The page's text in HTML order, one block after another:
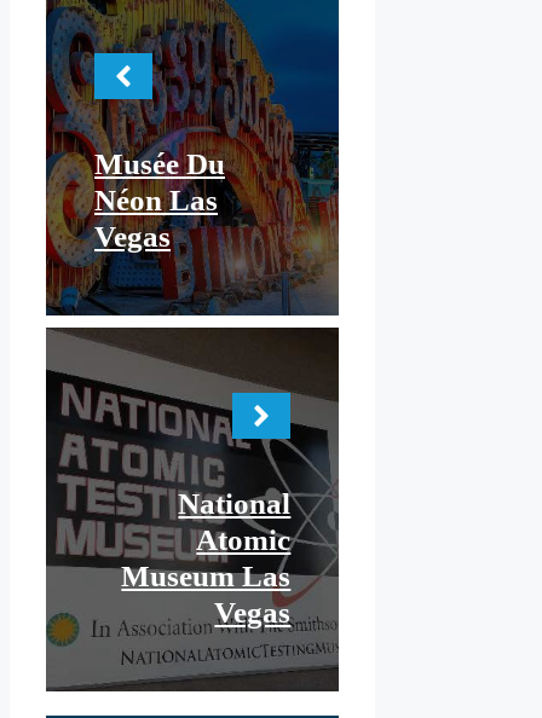
Musée Du
Néon Las
Vegas
National
Atomic
Museum Las
Vegas